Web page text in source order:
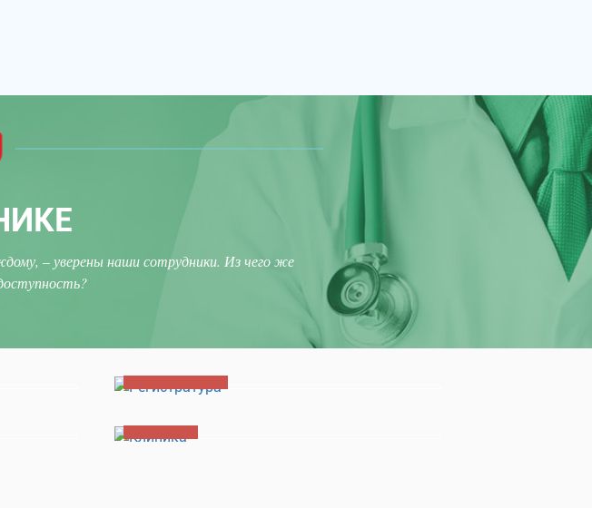
– уверены наши сотрудники. Из чего же